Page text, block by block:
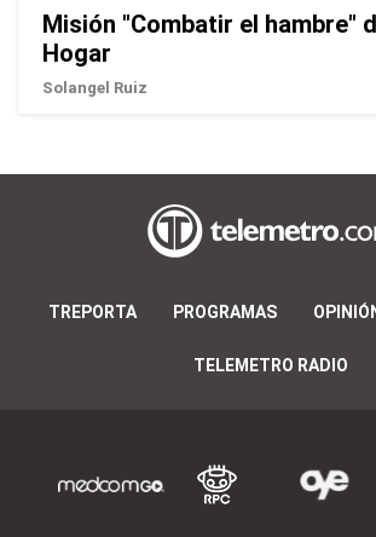
Misión "Combatir el hambre"
Hogar
Solangel Ruiz
TREPORTA PROGRAMAS
TELEMETRO RADIO